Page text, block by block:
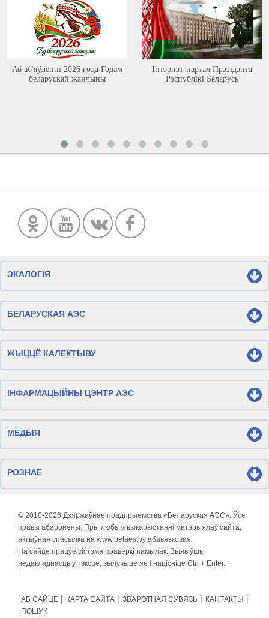
Аб аб'яўленні 2026 года Годам
беларускай жанчыны
Інтэрнэт-партал Прэзідэнта
Рэспублікі Беларусь
ЭКАЛОГІЯ
БЕЛАРУСКАЯ АЭС
ЖЫЦЦЁ КАЛЕКТЫВУ
ІНФАРМАЦЫЙНЫ ЦЭНТР АЭС
МЕДЫЯ
РОЗНАЕ
© 2010-2026 Дзяржаўнае прадпрыемства «Беларуская АЭС». Ўсе
правы абаронены. Пры любым выкарыстанні матэрыялаў сайта,
актыўная спасылка на www.belaes.by абавязковая.
На сайце працуе сістэма праверкі памылак. Выявіўшы
недакладнасць у тэксце, вылучыце яе і націсніце Ctrl + Enter.
АБ САЙЦЕ КАРТА САЙТА ЗВАРОТНАЯ СУВЯЗЬ
КАНТАКТЫ
ПОШУК